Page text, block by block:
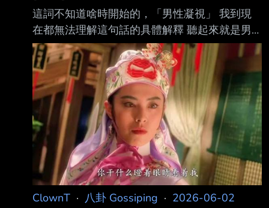
這詞不知道啥時開始的，「男性凝視」 我到現
在都無法理解這句話的具體解釋 聽起來就是男
生看正妹 阿這不是很正常的事嗎 女生也會看帥
哥吧 阿怎麼沒有「女性凝視」？ 還是說男性凝
視又有另一層含義？ 有人能用一句話/一段推文
解釋嗎？ ----- Sent from JPTT on my iPhone --
ClownT · 八卦 Gossiping · 2026-06-02